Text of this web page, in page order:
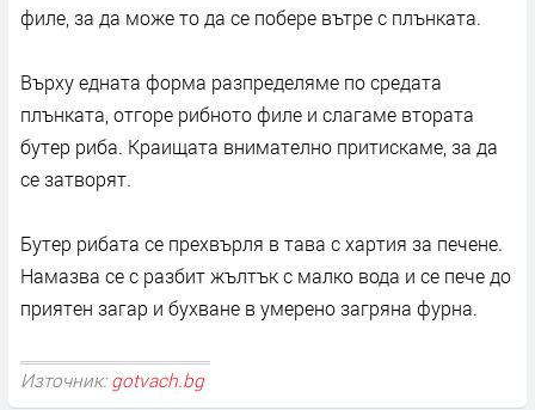
филе, за да може то да се побере вътре с плънката.
Върху едната форма разпределяме по средата
плънката, отгоре рибното филе и слагаме втората
бутер риба. Краищата внимателно притискаме, за да
се затворят.
Бутер рибата се прехвърля в тава с хартия за печене.
Намазва се с разбит жълтък с малко вода и се пече до
приятен загар и бухване в умерено загряна фурна.
Източник: gotvach.bg